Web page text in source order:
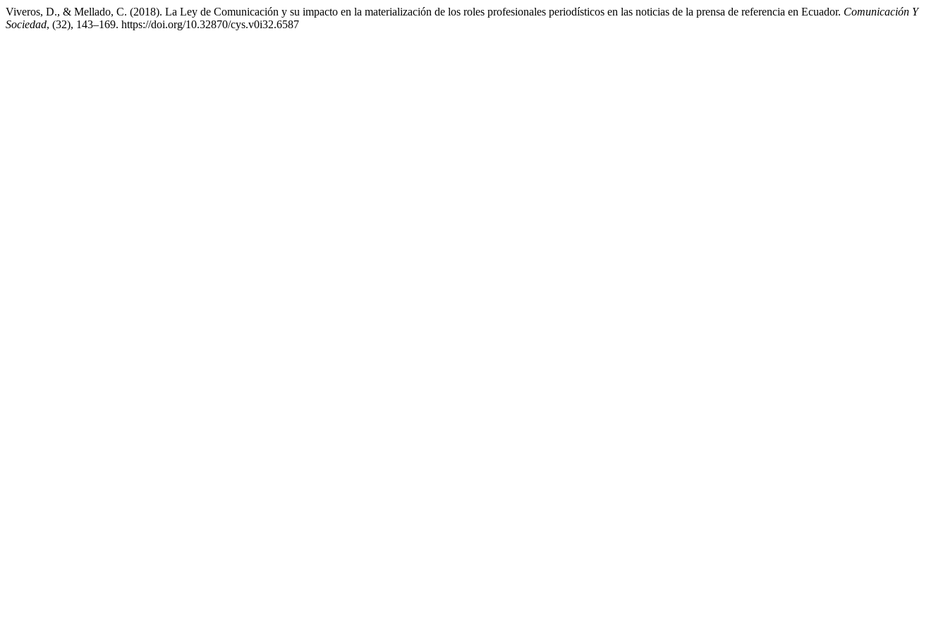
Viveros, D., & Mellado, C. (2018). La Ley de Comunicación y su impacto en la materialización de los roles profesionales periodísticos en las noticias de la prensa de referencia en Ecuador. Comunicación Y
Sociedad, (32), 143–169. https://doi.org/10.32870/cys.v0i32.6587